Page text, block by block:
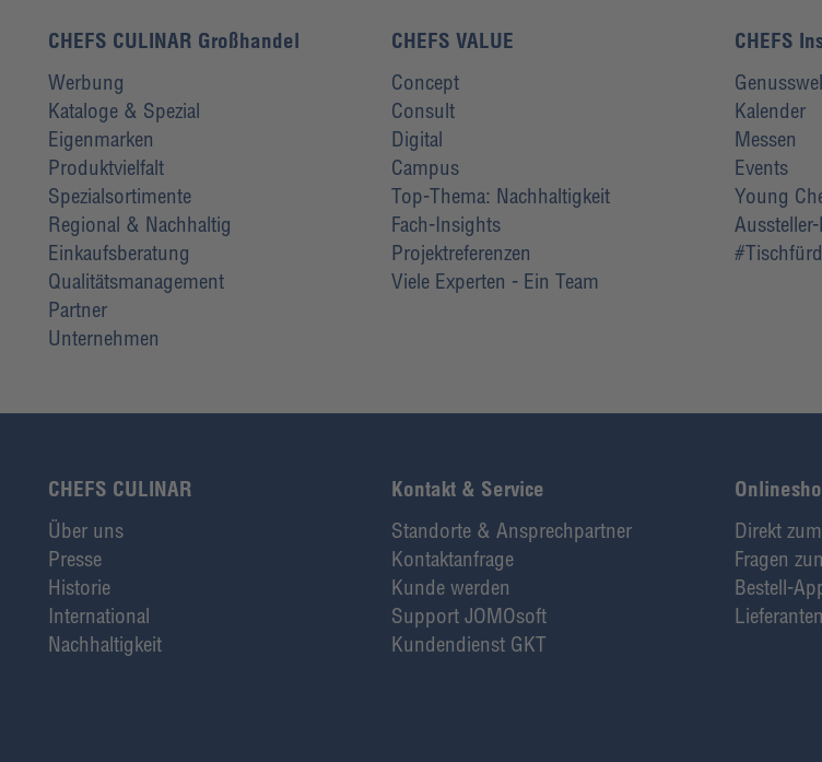
CHEFS CULINAR Großhandel
Werbung
Kataloge & Spezial
Eigenmarken
Produktvielfalt
Spezialsortimente
Regional & Nachhaltig
Einkaufsberatung
Qualitätsmanagement
Partner
Unternehmen
CHEFS VALUE
Concept
Consult
Digital
Campus
Top-Thema: Nachhaltigkeit
Fach-Insights
Projektreferenzen
Viele Experten - Ein Team
CHEFS
Kalender
Messen
Events
Young
CHEFS CULINAR
Über uns
Presse
Historie
International
Nachhaltigkeit
Kontakt & Service
Standorte & Ansprechpartner
Kontaktanfrage
Kunde werden
Support JOMOsoft
Kundendienst GKT
Direkt
Fragen
Bestell-